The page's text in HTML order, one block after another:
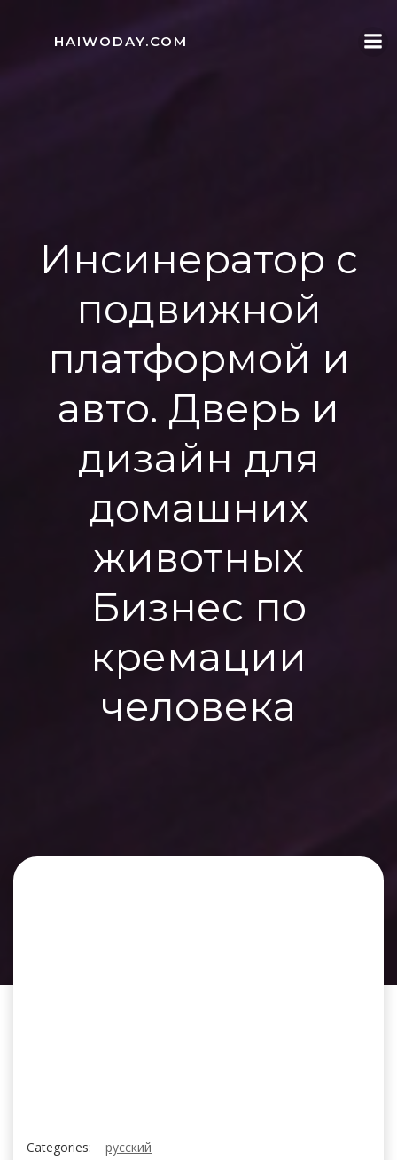
HAIWODAY.COM
Инсинератор с
подвижной
платформой и
авто. Дверь и
дизайн для
домашних
животных
Бизнес по
кремации
человека
Categories:
русский